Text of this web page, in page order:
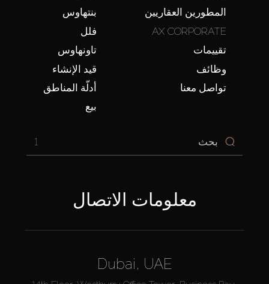
بنتهاوس
فلل
تاونهاوس
قيد الإنشاء
أدلّة المناطق
بيع
المطورين العقاريين
AX CORPORATE
تقييمات
وظائف
تواصل معنا
1
معلومات الاتصال
Dubai, UAE